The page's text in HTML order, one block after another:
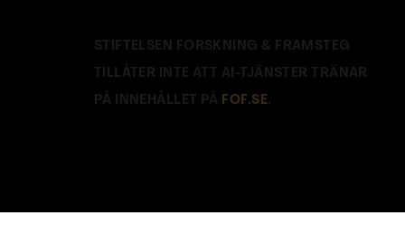
STIFTELSEN FORSKNING & FRAMSTEG
TILLÅTER INTE ATT AI-TJÄNSTER TRÄNAR
PÅ INNEHÅLLET PÅ FOF.SE.